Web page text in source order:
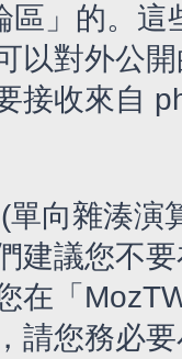
區」的。
以對外公
接收來自
單向雜湊演
建議您不
在「
請您務必